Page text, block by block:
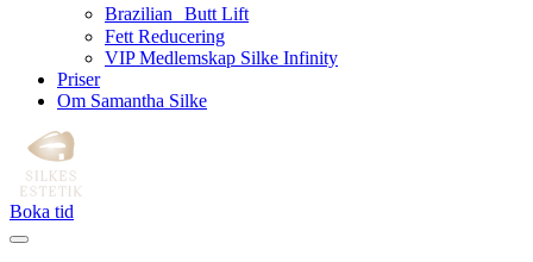
Brazilian Butt Lift
Fett Reducering
VIP Medlemskap Silke Infinity
Priser
Om Samantha Silke
Boka tid